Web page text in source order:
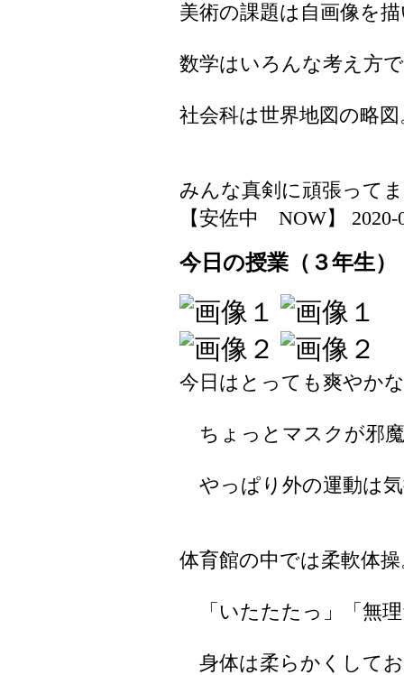
美術の課題は自画像を
数学はいろんな考え方
社会科は世界地図の略図
みんな真剣に頑張って
【安佐中 NOW】 2020-
今日の授業（３年生）
今日はとっても爽やか
ちょっとマスクが邪
やっぱり外の運動は
体育館の中では柔軟体
「いたたたっ」「無
身体は柔らかくして